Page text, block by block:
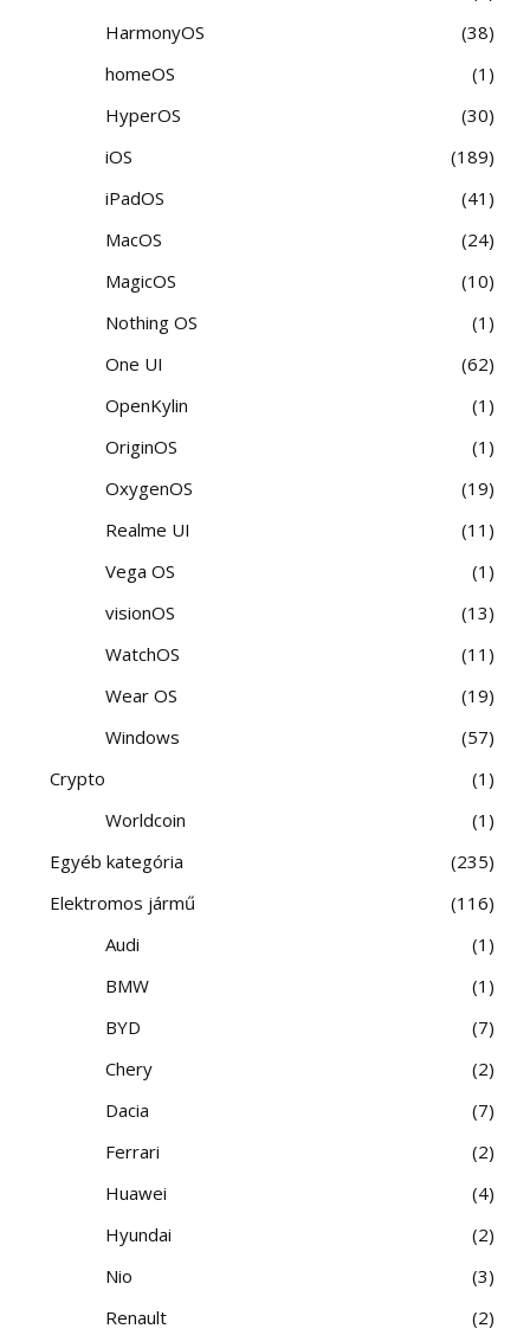
HarmonyOS
38
homeOS
1
HyperOS
30
iOS
189
iPadOS
41
MacOS
24
MagicOS
10
Nothing OS
1
One UI
62
OpenKylin
1
OriginOS
1
OxygenOS
19
Realme UI
11
Vega OS
1
visionOS
13
WatchOS
11
Wear OS
19
Windows
57
Crypto
1
Worldcoin
1
Egyéb kategória
235
Elektromos jármű
116
Audi
1
BMW
1
BYD
7
Chery
2
Dacia
7
Ferrari
2
Huawei
4
Hyundai
2
Nio
3
Renault
2